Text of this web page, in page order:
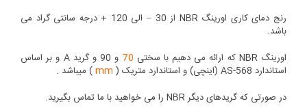
رنج دمای کاری اورینگ NBR از 30 – الی 120 + درجه سانتی گراد می
باشد.
اورینگ NBR که ارائه می دهیم با سختی
70
و 90 و گرید A و بر اساس
استاندارد AS-568 (اینچی) و استاندارد متریک (
mm) میباشد .
در صورتی که گریدهای دیگر NBR را می خواهید با ما تماس بگیرید.